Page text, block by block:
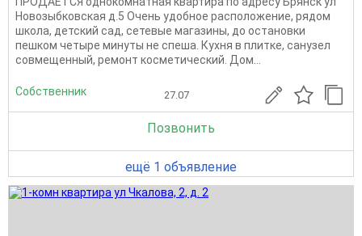
Новозыбковская д.5 Очень удобное расположение, рядом
школа, детский сад, сетевые магазины, до остановки
пешком четыре минуты не спеша. Кухня в плитке, санузел
совмещенный, ремонт косметический. Дом...
Собственник 27.07
Позвонить
ещё 1 объявление